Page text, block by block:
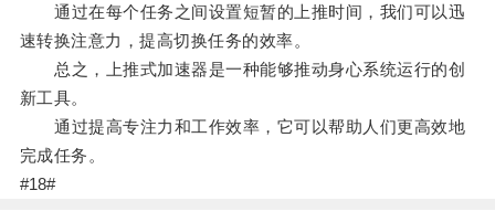
通过在每个任务之间设置短暂的上推时间，我们可以迅
速转换注意力，提高切换任务的效率。
总之，上推式加速器是一种能够推动身心系统运行的创
新工具。
通过提高专注力和工作效率，它可以帮助人们更高效地
完成任务。
#18#